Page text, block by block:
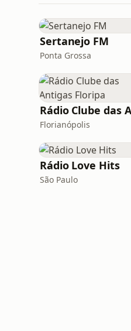
Sertanejo FM
Ponta Grossa
Florianópolis
Rádio Love Hits
São Paulo